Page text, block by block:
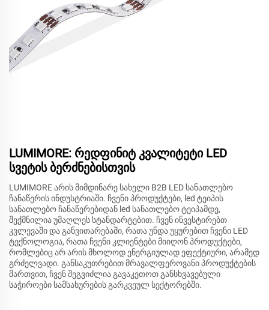
LUMIMORE: რედფინიტ კვალიტეტი LED
სვეტის ბერძნებისთვის
LUMIMORE არის მიმდინარე სახელი B2B LED სანათლებო
ჩანაწერის ინდუსტრიაში. ჩვენი პროდუქტები, led ტეიპის
სანათლებო ჩანაწერებიდან led სანათლებო ტეიპამდე,
შექმნილია უმაღლეს სტანდარტებით. ჩვენ ინვესტირებთ
კვლევაში და განვითარებაში, რათა უნდა უყურებით ჩვენი LED
ტექნოლოგია, რათა ჩვენი კლიენტები მიიღონ პროდუქტები,
რომლებიც არ არის მხოლოდ ენერგიულად ეფექტიური, არამედ
გრძელვადი. განსაკუთრებით მრავალფეროვანი პროდუქტების
მართვით, ჩვენ შეგვიძლია გავაკეთოთ განსხვავებული
საჭიროები სამსახურების გარკვეულ სექტორებში.